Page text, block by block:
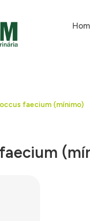
faecium (mínimo)